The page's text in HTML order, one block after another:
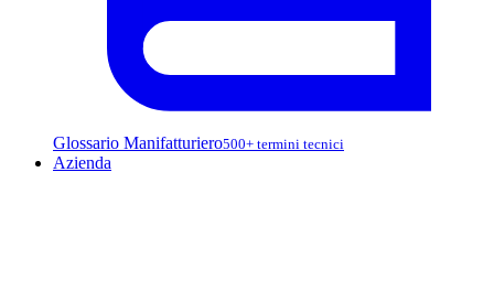
Glossario Manifatturiero500+ termini tecnici
Azienda